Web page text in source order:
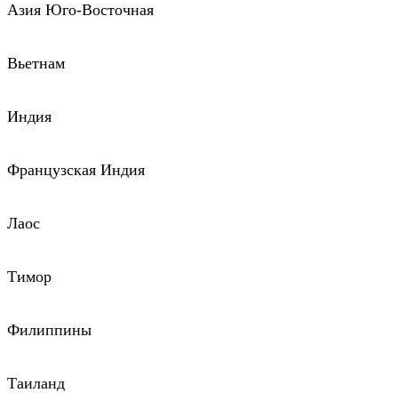
Азия Юго-Восточная
Вьетнам
Индия
Французская Индия
Лаос
Тимор
Филиппины
Таиланд